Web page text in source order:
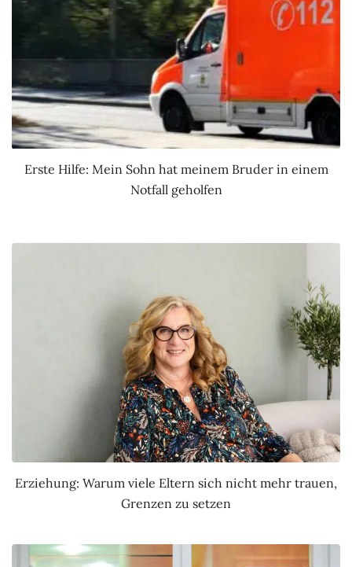
Erste Hilfe: Mein Sohn hat meinem Bruder in einem
Notfall geholfen
Erziehung: Warum viele Eltern sich nicht mehr trauen,
Grenzen zu setzen